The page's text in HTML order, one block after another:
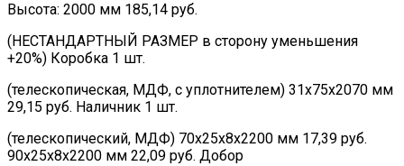
Высота: 2000 мм 185,14 руб.
(НЕСТАНДАРТНЫЙ РАЗМЕР в сторону уменьшения
+20%) Коробка 1 шт.
(телескопическая, МДФ, с уплотнителем) 31х75х2070 мм
29,15 руб. Наличник 1 шт.
(телескопический, МДФ) 70х25х8х2200 мм 17,39 руб.
90х25х8х2200 мм 22,09 руб. Добор